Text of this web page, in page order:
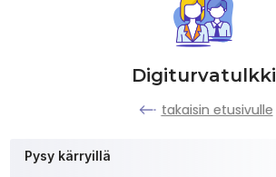
Digiturvatulkki
takaisin etusivulle
Pysy kärryillä